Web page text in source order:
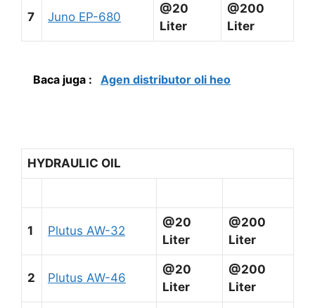
7 Juno EP-680
@20
Liter
@200
Liter
Baca juga : Agen distributor oli heo
HYDRAULIC OIL
1 Plutus AW-32
@20
Liter
@200
Liter
2 Plutus AW-46
@20
Liter
@200
Liter